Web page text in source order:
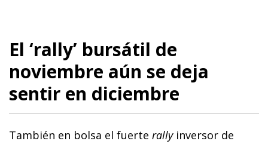
El ‘rally’ bursátil de
noviembre aún se deja
sentir en diciembre
También en bolsa el fuerte rally inversor de